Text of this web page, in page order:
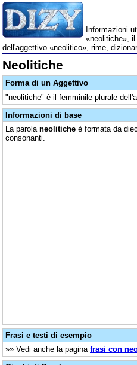
Informazioni
«neolitiche»,
dell'aggettivo «neolitico», rime,
Neolitiche
Forma di un Aggettivo
"neolitiche" è il femminile plurale
Informazioni di base
La parola neolitiche è formata da
consonanti.
Frasi e testi di esempio
»» Vedi anche la pagina frasi con